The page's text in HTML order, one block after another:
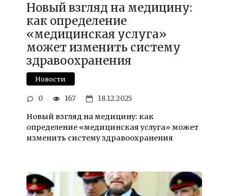
Новый взгляд на медицину:
как определение
«медицинская услуга»
может изменить систему
здравоохранения
Новости
0 167 18.12.2025
Новый взгляд на медицину: как
определение «медицинская услуга» может
изменить систему здравоохранения